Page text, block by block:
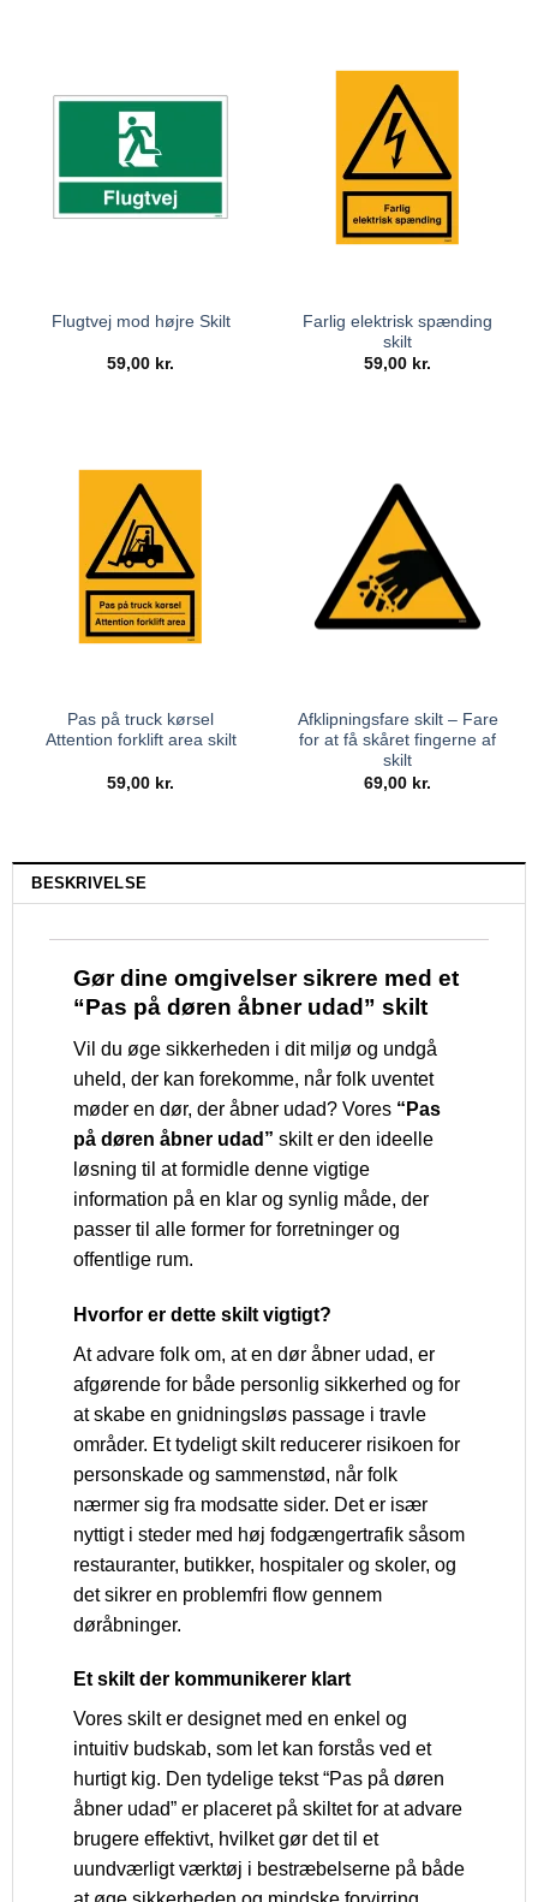
Flugtvej mod højre Skilt
59,00 kr.
Farlig elektrisk spænding
skilt
59,00 kr.
Pas på truck kørsel
Attention forklift area skilt
59,00 kr.
Afklipningsfare skilt – Fare
for at få skåret fingerne af
skilt
69,00 kr.
BESKRIVELSE
Gør dine omgivelser sikrere med et
“Pas på døren åbner udad” skilt
Vil du øge sikkerheden i dit miljø og undgå
uheld, der kan forekomme, når folk uventet
møder en dør, der åbner udad? Vores “Pas
på døren åbner udad” skilt er den ideelle
løsning til at formidle denne vigtige
information på en klar og synlig måde, der
passer til alle former for forretninger og
offentlige rum.
Hvorfor er dette skilt vigtigt?
At advare folk om, at en dør åbner udad, er
afgørende for både personlig sikkerhed og for
at skabe en gnidningsløs passage i travle
områder. Et tydeligt skilt reducerer risikoen for
personskade og sammenstød, når folk
nærmer sig fra modsatte sider. Det er især
nyttigt i steder med høj fodgængertrafik såsom
restauranter, butikker, hospitaler og skoler, og
det sikrer en problemfri flow gennem
døråbninger.
Et skilt der kommunikerer klart
Vores skilt er designet med en enkel og
intuitiv budskab, som let kan forstås ved et
hurtigt kig. Den tydelige tekst “Pas på døren
åbner udad” er placeret på skiltet for at advare
brugere effektivt, hvilket gør det til et
uundværligt værktøj i bestræbelserne på både